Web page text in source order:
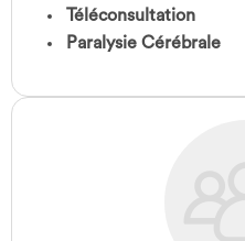
Téléconsultation
Paralysie Cérébrale